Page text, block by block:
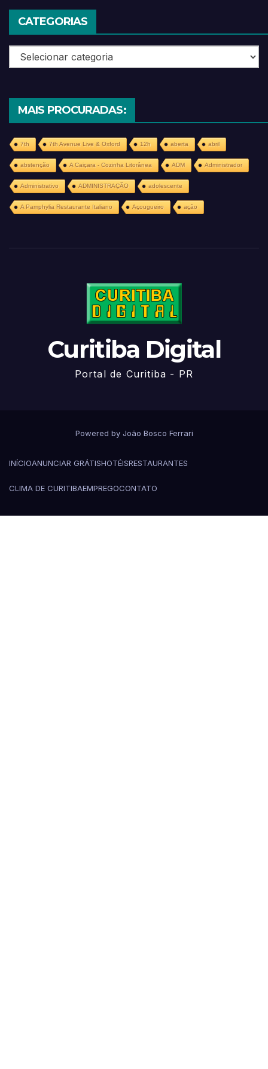
CATEGORIAS
Categorias
MAIS PROCURADAS:
7th 7th Avenue Live & Oxford 12h aberta abril
abstenção A Caiçara - Cozinha Litorânea ADM Administrador
Administrativo ADMINISTRAÇÃO adolescente
A Pamphylia Restaurante Italiano Açougueiro ação
Curitiba Digital
Portal de Curitiba - PR
Powered by João Bosco Ferrari
INÍCIOANUNCIAR GRÁTISHOTÉISRESTAURANTES
CLIMA DE CURITIBAEMPREGOCONTATO